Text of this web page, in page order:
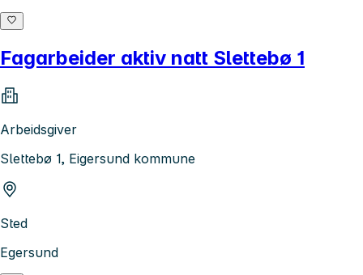
Fagarbeider aktiv natt Slettebø 1
Arbeidsgiver
Slettebø 1, Eigersund kommune
Sted
Egersund